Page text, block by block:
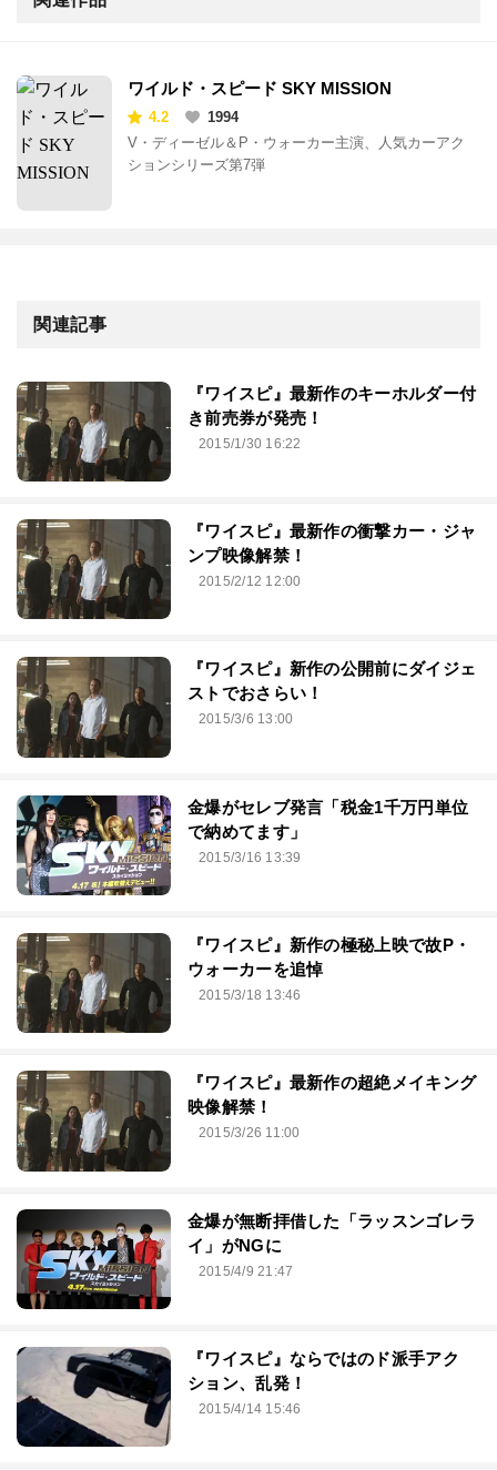
ワイルド・スピード SKY MISSION
4.2
1994
V・ディーゼル＆P・ウォーカー主演、人気カーアク
ションシリーズ第7弾
関連記事
『ワイスピ』最新作のキーホルダー付
き前売券が発売！
2015/1/30 16:22
『ワイスピ』最新作の衝撃カー・ジャ
ンプ映像解禁！
2015/2/12 12:00
『ワイスピ』新作の公開前にダイジェ
ストでおさらい！
2015/3/6 13:00
金爆がセレブ発言「税金1千万円単位
で納めてます」
2015/3/16 13:39
『ワイスピ』新作の極秘上映で故P・
ウォーカーを追悼
2015/3/18 13:46
『ワイスピ』最新作の超絶メイキング
映像解禁！
2015/3/26 11:00
金爆が無断拝借した「ラッスンゴレラ
イ」がNGに
2015/4/9 21:47
『ワイスピ』ならではのド派手アク
ション、乱発！
2015/4/14 15:46